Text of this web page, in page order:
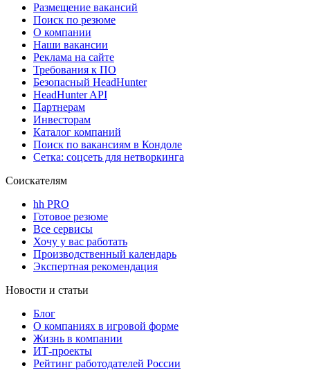
Размещение вакансий
Поиск по резюме
О компании
Наши вакансии
Реклама на сайте
Требования к ПО
Безопасный HeadHunter
HeadHunter API
Партнерам
Инвесторам
Каталог компаний
Поиск по вакансиям в Кондоле
Сетка: соцсеть для нетворкинга
Соискателям
hh PRO
Готовое резюме
Все сервисы
Хочу у вас работать
Производственный календарь
Экспертная рекомендация
Новости и статьи
Блог
О компаниях в игровой форме
Жизнь в компании
ИТ-проекты
Рейтинг работодателей России